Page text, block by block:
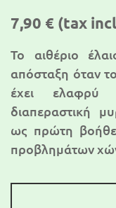
7,90 € (tax
Το αιθέριο
απόσταξη όταν
έχει ελαφρύ
διαπεραστική
ως πρώτη
προβλημάτων